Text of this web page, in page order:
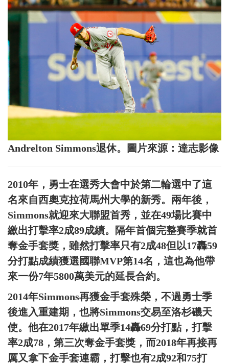
Andrelton Simmons退休。圖片來源：達志影像
2010年，勇士在選秀大會中於第二輪選中了這
名來自西奧克拉荷馬州大學的新秀。兩年後，
Simmons就迎來大聯盟首秀，並在49場比賽中
繳出打擊率2成89成績。隔年首個完整賽季就首
奪金手套獎，雖然打擊率只有2成48但以17轟59
分打點成績獲選國聯MVP第14名，這也為他帶
來一份7年5800萬美元的延長合約。
2014年Simmons再獲金手套殊榮，不過勇士季
後進入重建期，也將Simmons交易至洛杉磯天
使。他在2017年繳出單季14轟69分打點，打擊
率2成78，第三次奪金手套獎，而2018年再接再
厲又拿下金手套連霸，打擊也有2成92和75打